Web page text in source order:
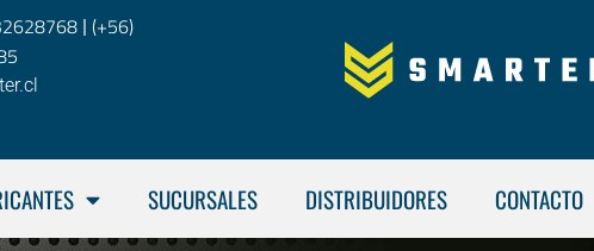
|(+56)
SUCURSALES DISTRIBUIDORES CONTACTO